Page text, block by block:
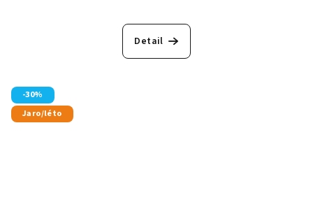
Detail
-30%
Jaro/léto